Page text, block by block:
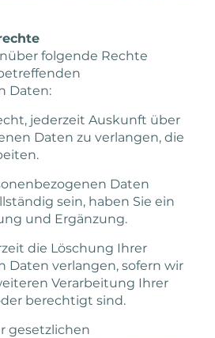
folgende Rechte
Daten:
jederzeit Auskunft über
Daten zu verlangen, die
Daten
sein, haben Sie ein
und Ergänzung.
die Löschung Ihrer
Daten verlangen, sofern wir
Verarbeitung Ihrer
berechtigt sind.
gesetzlichen